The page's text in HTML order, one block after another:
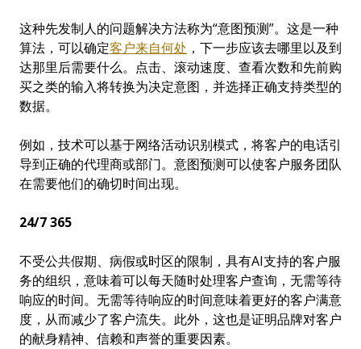
这种先发制人的问题解决方法称为“意图预测”。这是一种
算法，可以确定客户来自何处 ，下一步应该去哪里以及到
达那里后需要什么。点击、滚动速度、查看次数和先前购
买之类的输入将转换为决定意图，并选择正确支持类型的
数据。
例如，技术可以基于网络活动识别模式，将客户的电话引
导到正确的代理商或部门。意图预测可以使客户服务团队
在需要他们的确切时间出现。
24/7 365
不受公共假期、病假或时区的限制，具有AI支持的客户服
务的组织，意味着可以每天随时处理客户查询，无需等待
响应的时间。无需等待响应的时间意味着更好的客户满意
度，从而减少了客户流失。此外，这也是证明品牌对客户
的献身精神、信赖和声誉的重要因素。